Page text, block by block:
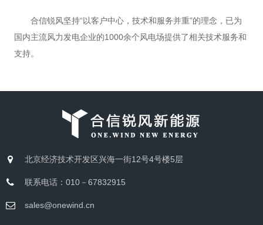
合信锐风坚持“以客户中心，技术和服务并重”的理念，已为
国内主流风力发电企业的1000余个风电场提供了相关技术服务和
支持。
北京经济技术开发区兴海一街12号4号楼5层
联系电话：010－67832915
sales@onewind.cn